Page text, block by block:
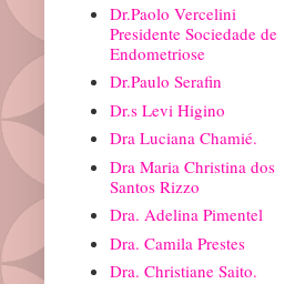
Dr.Paolo Vercelini
Presidente Sociedade de
Endometriose
Dr.Paulo Serafin
Dr.s Levi Higino
Dra Luciana Chamié.
Dra Maria Christina dos
Santos Rizzo
Dra. Adelina Pimentel
Dra. Camila Prestes
Dra. Christiane Saito.